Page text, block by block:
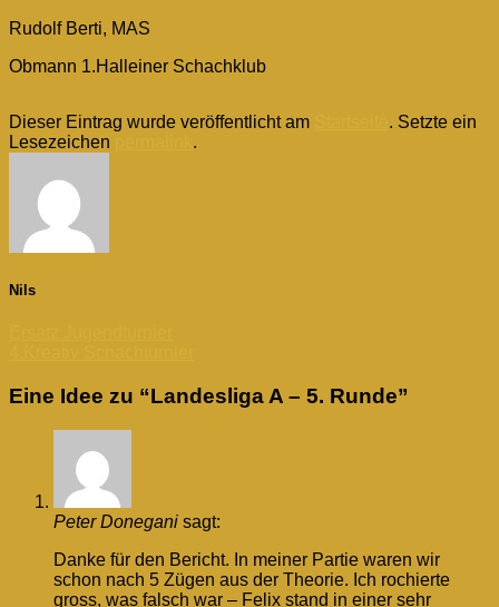
Rudolf Berti, MAS
Obmann 1.Halleiner Schachklub
Dieser Eintrag wurde veröffentlicht am
. Setzte ein
Lesezeichen
.
Nils
Eine Idee zu “Landesliga A – 5. Runde”
Peter Donegani sagt:
Danke für den Bericht. In meiner Partie waren wir
schon nach 5 Zügen aus der Theorie. Ich rochierte
gross, was falsch war – Felix stand in einer sehr